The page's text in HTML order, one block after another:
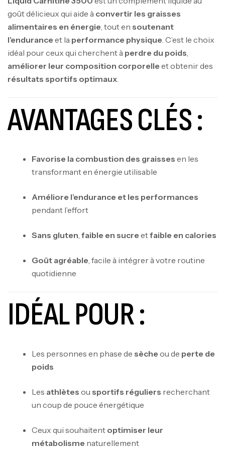
goût délicieux qui aide à convertir les graisses
alimentaires en énergie , tout en soutenant
l’endurance et la performance physique . C’est le choix
idéal pour ceux qui cherchent à perdre du poids
améliorer leur composition corporelle et obtenir des
résultats sportifs optimaux
AVANTAGES CLÉS :
Favorise la combustion des graisses en les
transformant en énergie utilisable
Améliore l’endurance et les performances
pendant l’effort
Sans gluten, faible en sucre etfaible en calories
Goût agréable, facile à intégrer à votre routine
quotidienne
IDÉAL POUR :
Les personnes en phase de sèche ou de perte de
poids
Les athlètes ou sportifs réguliers recherchant
un coup de pouce énergétique
Ceux qui souhaitent optimiser leur
métabolisme naturellement
CREATINE
د.ت126
100% Pure Whey – 2,27kg – BIOTECHUSA